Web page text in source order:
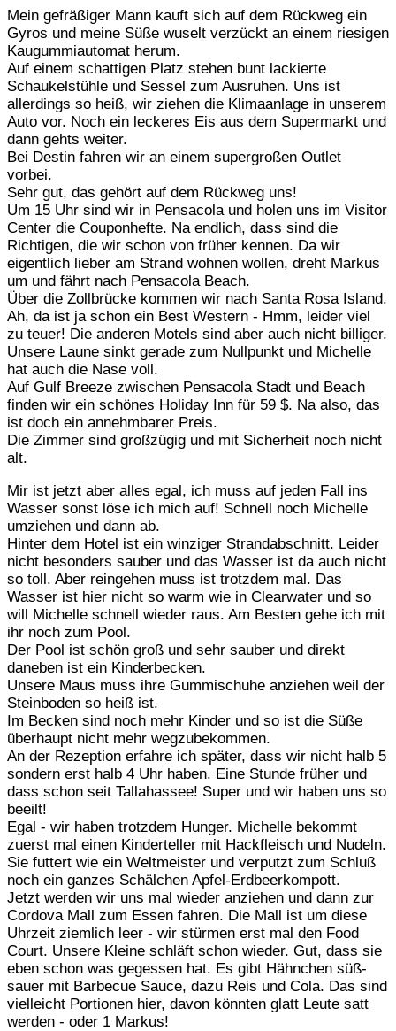
Mein gefräßiger Mann kauft sich auf dem Rückweg ein
Gyros und meine Süße wuselt verzückt an einem riesigen
Kaugummiautomat herum.
Auf einem schattigen Platz stehen bunt lackierte
Schaukelstühle und Sessel zum Ausruhen. Uns ist
allerdings so heiß, wir ziehen die Klimaanlage in unserem
Auto vor. Noch ein leckeres Eis aus dem Supermarkt und
dann gehts weiter.
Bei Destin fahren wir an einem supergroßen Outlet
vorbei.
Sehr gut, das gehört auf dem Rückweg uns!
Um 15 Uhr sind wir in Pensacola und holen uns im Visitor
Center die Couponhefte. Na endlich, dass sind die
Richtigen, die wir schon von früher kennen. Da wir
eigentlich lieber am Strand wohnen wollen, dreht Markus
um und fährt nach Pensacola Beach.
Über die Zollbrücke kommen wir nach Santa Rosa Island.
Ah, da ist ja schon ein Best Western - Hmm, leider viel
zu teuer! Die anderen Motels sind aber auch nicht billiger.
Unsere Laune sinkt gerade zum Nullpunkt und Michelle
hat auch die Nase voll.
Auf Gulf Breeze zwischen Pensacola Stadt und Beach
finden wir ein schönes Holiday Inn für 59 $. Na also, das
ist doch ein annehmbarer Preis.
Die Zimmer sind großzügig und mit Sicherheit noch nicht
alt.
Mir ist jetzt aber alles egal, ich muss auf jeden Fall ins
Wasser sonst löse ich mich auf! Schnell noch Michelle
umziehen und dann ab.
Hinter dem Hotel ist ein winziger Strandabschnitt. Leider
nicht besonders sauber und das Wasser ist da auch nicht
so toll. Aber reingehen muss ist trotzdem mal. Das
Wasser ist hier nicht so warm wie in Clearwater und so
will Michelle schnell wieder raus. Am Besten gehe ich mit
ihr noch zum Pool.
Der Pool ist schön groß und sehr sauber und direkt
daneben ist ein Kinderbecken.
Unsere Maus muss ihre Gummischuhe anziehen weil der
Steinboden so heiß ist.
Im Becken sind noch mehr Kinder und so ist die Süße
überhaupt nicht mehr wegzubekommen.
An der Rezeption erfahre ich später, dass wir nicht halb 5
sondern erst halb 4 Uhr haben. Eine Stunde früher und
dass schon seit Tallahassee! Super und wir haben uns so
beeilt!
Egal - wir haben trotzdem Hunger. Michelle bekommt
zuerst mal einen Kinderteller mit Hackfleisch und Nudeln.
Sie futtert wie ein Weltmeister und verputzt zum Schluß
noch ein ganzes Schälchen Apfel-Erdbeerkompott.
Jetzt werden wir uns mal wieder anziehen und dann zur
Cordova Mall zum Essen fahren. Die Mall ist um diese
Uhrzeit ziemlich leer - wir stürmen erst mal den Food
Court. Unsere Kleine schläft schon wieder. Gut, dass sie
eben schon was gegessen hat. Es gibt Hähnchen süß-
sauer mit Barbecue Sauce, dazu Reis und Cola. Das sind
vielleicht Portionen hier, davon könnten glatt Leute satt
werden - oder 1 Markus!